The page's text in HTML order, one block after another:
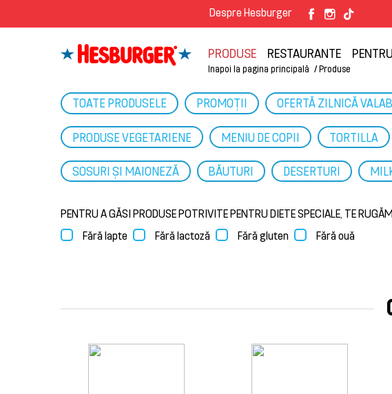
Despre Hesburger
PRODUSE RESTAURANTE
Inapoi la pagina principală Produse
TOATE PRODUSELE PROMOȚII OFERTĂ ZILNICĂ
PRODUSE VEGETARIENE MENIU DE COPII TORTILLA
SOSURI ȘI MAIONEZĂ BĂUTURI DESERTURI
PENTRU A GĂSI PRODUSE POTRIVITE PENTRU DIETE SPECIALE, TE
Fără lapte
Fără lactoză Fără gluten Fără ouă